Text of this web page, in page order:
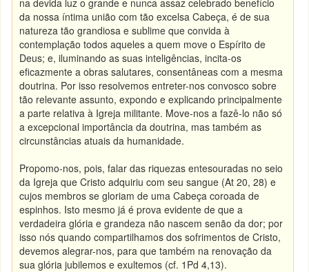
na devida luz o grande e nunca assaz celebrado benefício
da nossa íntima união com tão excelsa Cabeça, é de sua
natureza tão grandiosa e sublime que convida à
contemplação todos aqueles a quem move o Espírito de
Deus; e, iluminando as suas inteligências, incita-os
eficazmente a obras salutares, consentâneas com a mesma
doutrina. Por isso resolvemos entreter-nos convosco sobre
tão relevante assunto, expondo e explicando principalmente
a parte relativa à Igreja militante. Move-nos a fazê-lo não só
a excepcional importância da doutrina, mas também as
circunstâncias atuais da humanidade.
Propomo-nos, pois, falar das riquezas entesouradas no seio
da Igreja que Cristo adquiriu com seu sangue (At 20, 28) e
cujos membros se gloriam de uma Cabeça coroada de
espinhos. Isto mesmo já é prova evidente de que a
verdadeira glória e grandeza não nascem senão da dor; por
isso nós quando compartilhamos dos sofrimentos de Cristo,
devemos alegrar-nos, para que também na renovação da
sua glória jubilemos e exultemos (cf. 1Pd 4,13).